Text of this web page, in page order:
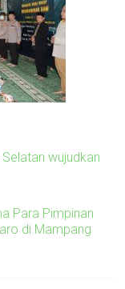
wujudkan
Para Pimpinan
di Mampang